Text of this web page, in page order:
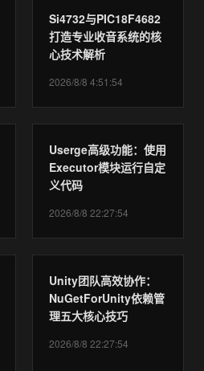
Si4732与PIC18F4682
打造专业收音系统的核
心技术解析
2026/8/8 4:51:54
Userge高级功能：使用
Executor模块运行自定
义代码
2026/8/8 22:27:54
Unity团队高效协作：
NuGetForUnity依赖管
理五大核心技巧
2026/8/8 22:27:54